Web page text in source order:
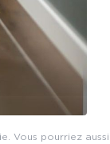
Vous pourriez aussi